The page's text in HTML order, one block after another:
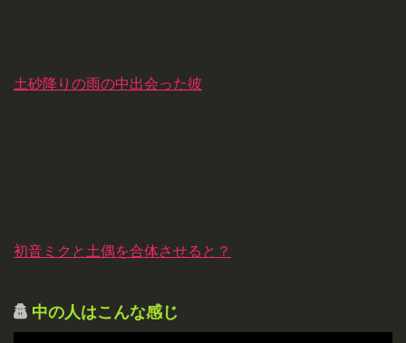
土砂降りの雨の中出会った彼
初音ミクと土偶を合体させると？
中の人はこんな感じ